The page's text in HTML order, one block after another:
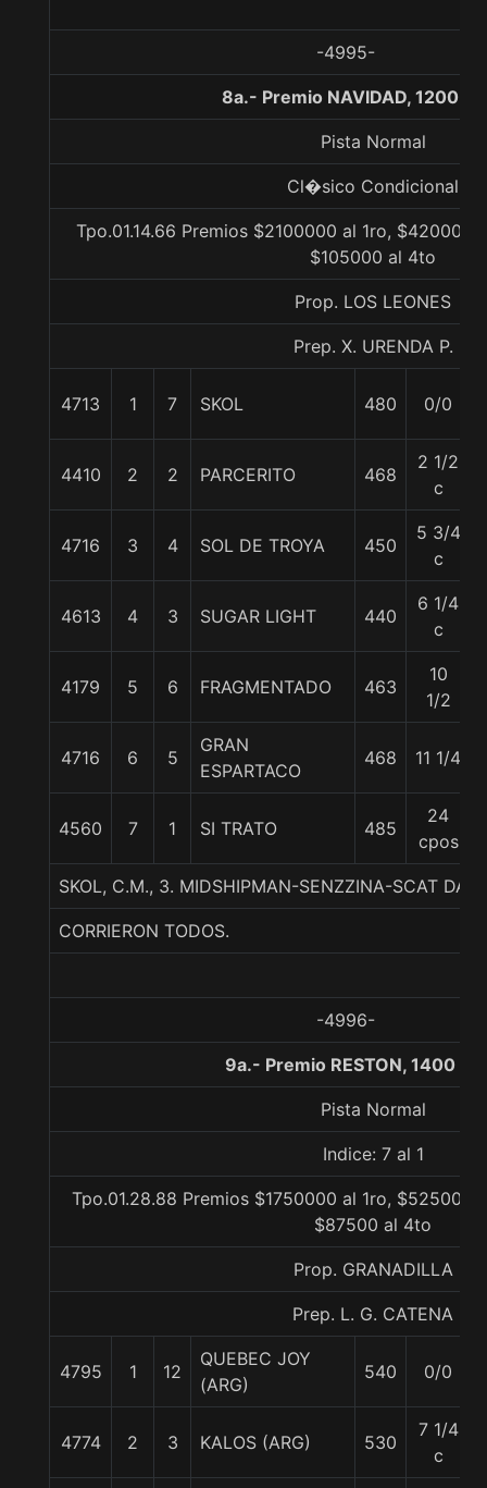
-4995-
8a.- Premio NAVIDAD, 1200
Pista Normal
Cl�sico Condicional
Tpo.01.14.66 Premios $2100000 al 1ro, $420000
$105000 al 4to
Prop. LOS LEONES
Prep. X. URENDA P.
4713 1 7 SKOL 480 0/0
4410 2 2 PARCERITO 468
2 1/2
c
4716 3 4 SOL DE TROYA 450
5 3/4
c
4613 4 3 SUGAR LIGHT 440
6 1/4
c
4179 5 6 FRAGMENTADO 463
10
1/2
4716 6 5
GRAN
ESPARTACO
468 11 1/4
4560 7 1 SI TRATO 485
24
cpos
SKOL, C.M., 3. MIDSHIPMAN-SENZZINA-SCAT
CORRIERON TODOS.
-4996-
9a.- Premio RESTON, 1400
Pista Normal
Indice: 7 al 1
Tpo.01.28.88 Premios $1750000 al 1ro, $525000
$87500 al 4to
Prop. GRANADILLA
Prep. L. G. CATENA
4795 1 12
QUEBEC JOY
(ARG)
540 0/0
4774 2 3 KALOS (ARG) 530
7 1/4
c